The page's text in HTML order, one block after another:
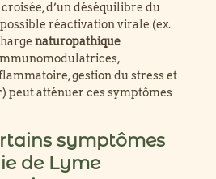
d’un déséquilibre du
réactivation virale (ex.
naturopathique
gestion du stress et
peut atténuer ces symptômes
symptômes
de Lyme